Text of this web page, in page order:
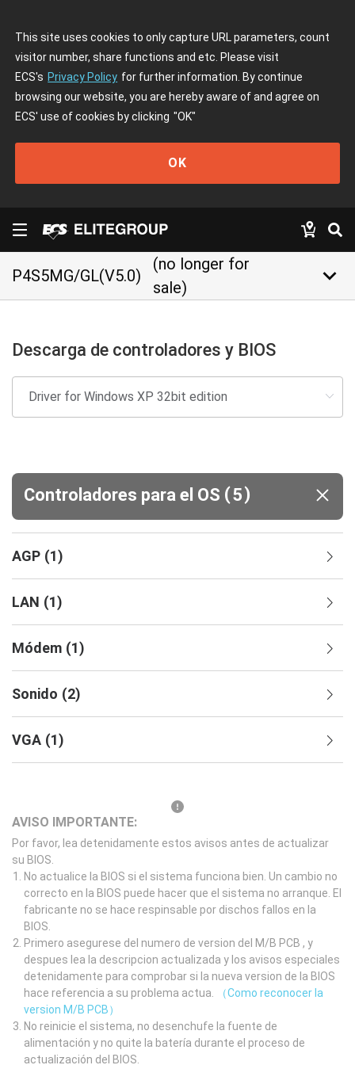
This site uses cookies to only capture URL parameters, count
visitor number, share functions and etc. Please visit
ECS's Privacy Policy for further information. By continue
browsing our website, you are hereby aware of and agree on
ECS' use of cookies by clicking "OK"
OK
P4S5MG/GL(V5.0)
(no longer for
sale)
keyboard_arrow_down
Descarga de controladores y BIOS
Controladores para el OS (5)
AGP (1)
LAN (1)
Módem (1)
Sonido (2)
VGA (1)
AVISO IMPORTANTE:
Por favor, lea detenidamente estos avisos antes de actualizar
su BIOS.
No actualice la BIOS si el sistema funciona bien. Un cambio no
correcto en la BIOS puede hacer que el sistema no arranque. El
fabricante no se hace respinsable por dischos fallos en la
BIOS.
Primero asegurese del numero de version del M/B PCB , y
despues lea la descripcion actualizada y los avisos especiales
detenidamente para comprobar si la nueva version de la BIOS
hace referencia a su problema actua.
（Como reconocer la
version M/B PCB）
No reinicie el sistema, no desenchufe la fuente de
alimentación y no quite la batería durante el proceso de
actualización del BIOS.